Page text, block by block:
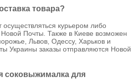
товара?
осуществляться курьером либо
Почты. Также в Киеве возможен
Львов, Одессу, Харьков и
Украины заказы отправляются Новой
соковыжималка для